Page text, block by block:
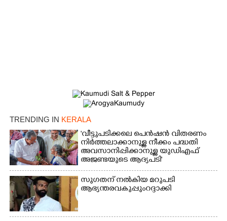
TRENDING IN KERALA
'വീട്ടുപടിക്കലെ പെൻഷൻ വിതരണം
നിർത്തലാക്കാനുള്ള നീക്കം പദ്ധതി
അവസാനിപ്പിക്കാനുള്ള യുഡിഎഫ്
അജണ്ടയുടെ ആദ്യപടി'
സുഗതന് നൽകിയ മറുപടി
ആഭ്യന്തരവകുപ്പും റദ്ദാക്കി
Share this link
Copy Link